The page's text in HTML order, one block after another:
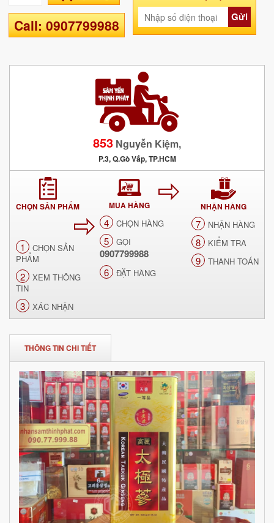
Call: 0907799988 Gửi
853 Nguyễn Kiệm,
P.3, Q.Gò Vấp, TP.HCM
CHỌN SẢN PHẨM
1
CHỌN SẢN
PHẨM
2
XEM THÔNG
TIN
3 XÁC NHẬN
MUA HÀNG
4 CHỌN HÀNG
5 GỌI
0907799988
6 ĐẶT HÀNG
NHẬN HÀNG
7 NHẬN HÀNG
8 KIỂM TRA
9 THANH TOÁN
THÔNG TIN CHI TIẾT